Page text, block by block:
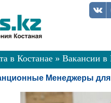
в Костанае» Вакансии в
Менеджеры